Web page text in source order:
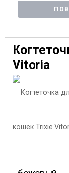
Vitoria